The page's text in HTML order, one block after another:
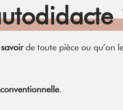
de toute pièce ou qu’on
.